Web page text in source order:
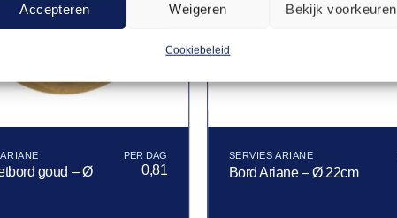
Accepteren Weigeren Bekijk voorkeuren
Cookiebeleid
goud – Ø
0,81
SERVIES ARIANE
Bord Ariane – Ø 22cm